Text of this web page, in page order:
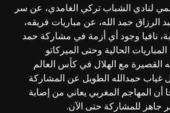
لنادي الشباب تركي الغامدي، عن سر
الرزاق حمد الله، عن مباريات فريقه،
نافيا وجود أي أزمة في مشاركة حمد
الحالية وحتى الميركاتو
القصيرة مع الهلال في كأس العالم
غياب حمدالله الطويل عن المشاركة
أن المهاجم المغربي يعاني من إصابة
جاهز للمشاركة حتى الآن.